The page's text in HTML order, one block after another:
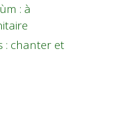
: à
: chanter et